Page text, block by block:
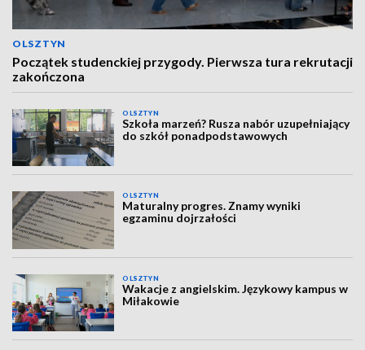
OLSZTYN
Początek studenckiej przygody. Pierwsza tura rekrutacji
zakończona
OLSZTYN
Szkoła marzeń? Rusza nabór uzupełniający
do szkół ponadpodstawowych
OLSZTYN
Maturalny progres. Znamy wyniki
egzaminu dojrzałości
OLSZTYN
Wakacje z angielskim. Językowy kampus w
Miłakowie